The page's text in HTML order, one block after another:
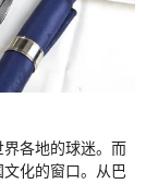
各地的球迷。而
化的窗口。从巴